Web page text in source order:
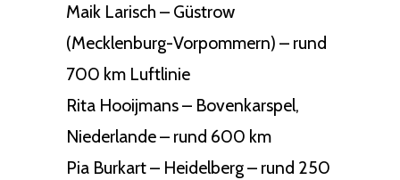
Maik Larisch – Güstrow
(Mecklenburg-Vorpommern) – rund
700 km Luftlinie
Rita Hooijmans – Bovenkarspel,
Niederlande – rund 600 km
Pia Burkart – Heidelberg – rund 250